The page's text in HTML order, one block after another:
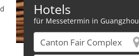
Hotels
für Messetermin in Guangzhou